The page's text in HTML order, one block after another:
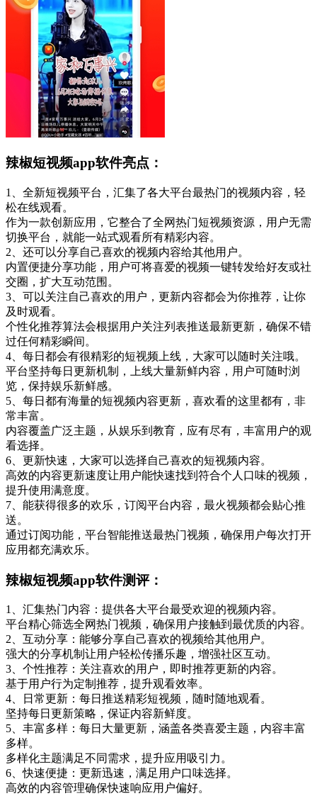
辣椒短视频app软件亮点：
1、全新短视频平台，汇集了各大平台最热门的视频内容，轻
松在线观看。
作为一款创新应用，它整合了全网热门短视频资源，用户无需
切换平台，就能一站式观看所有精彩内容。
2、还可以分享自己喜欢的视频内容给其他用户。
内置便捷分享功能，用户可将喜爱的视频一键转发给好友或社
交圈，扩大互动范围。
3、可以关注自己喜欢的用户，更新内容都会为你推荐，让你
及时观看。
个性化推荐算法会根据用户关注列表推送最新更新，确保不错
过任何精彩瞬间。
4、每日都会有很精彩的短视频上线，大家可以随时关注哦。
平台坚持每日更新机制，上线大量新鲜内容，用户可随时浏
览，保持娱乐新鲜感。
5、每日都有海量的短视频内容更新，喜欢看的这里都有，非
常丰富。
内容覆盖广泛主题，从娱乐到教育，应有尽有，丰富用户的观
看选择。
6、更新快速，大家可以选择自己喜欢的短视频内容。
高效的内容更新速度让用户能快速找到符合个人口味的视频，
提升使用满意度。
7、能获得很多的欢乐，订阅平台内容，最火视频都会贴心推
送。
通过订阅功能，平台智能推送最热门视频，确保用户每次打开
应用都充满欢乐。
辣椒短视频app软件测评：
1、汇集热门内容：提供各大平台最受欢迎的视频内容。
平台精心筛选全网热门视频，确保用户接触到最优质的内容。
2、互动分享：能够分享自己喜欢的视频给其他用户。
强大的分享机制让用户轻松传播乐趣，增强社区互动。
3、个性推荐：关注喜欢的用户，即时推荐更新的内容。
基于用户行为定制推荐，提升观看效率。
4、日常更新：每日推送精彩短视频，随时随地观看。
坚持每日更新策略，保证内容新鲜度。
5、丰富多样：每日大量更新，涵盖各类喜爱主题，内容丰富
多样。
多样化主题满足不同需求，提升应用吸引力。
6、快速便捷：更新迅速，满足用户口味选择。
高效的内容管理确保快速响应用户偏好。